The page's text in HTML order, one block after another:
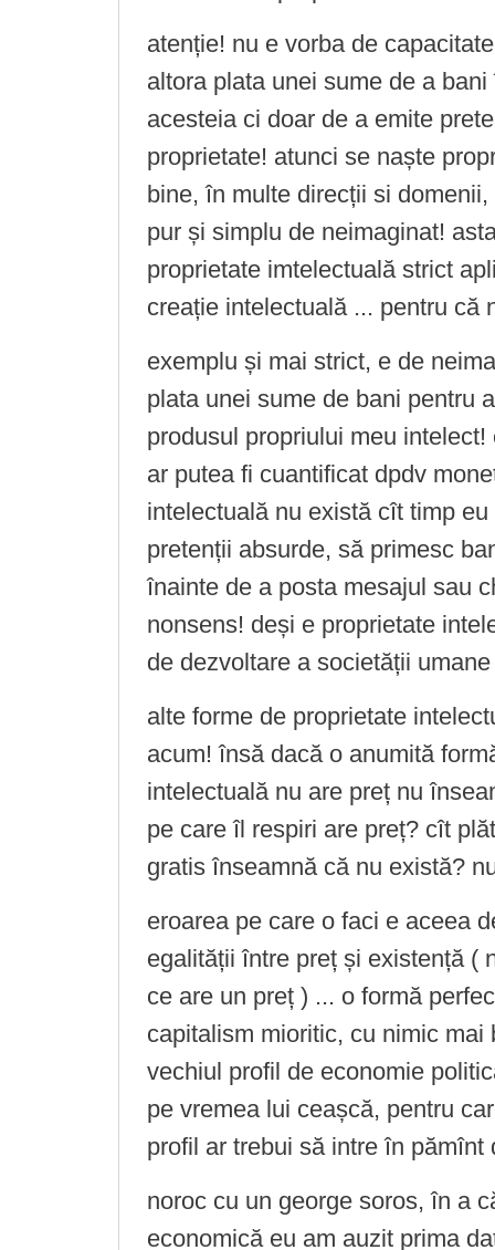
atenție! nu e vorba de
altora plata unei sume de a
acesteia ci doar de a emite
proprietate! atunci se naște
bine, în multe direcții si
pur și simplu de neimaginat!
proprietate imtelectuală strict
creație intelectuală ... pentru că
exemplu și mai strict, e de
plata unei sume de bani pentru
produsul propriului meu
ar putea fi cuantificat dpdv
intelectuală nu există cît timp
pretenții absurde, să primesc
înainte de a posta mesajul sau
nonsens! deși e proprietate
de dezvoltare a societății
alte forme de proprietate
acum! însă dacă o anumită
intelectuală nu are preț nu
pe care îl respiri are preț? cît
gratis înseamnă că nu există?
eroarea pe care o faci e aceea
egalității între preț și existență (
ce are un preț ) ... o formă
capitalism mioritic, cu nimic
vechiul profil de economie
pe vremea lui ceașcă, pentru
profil ar trebui să intre în pămînt
noroc cu un george soros, în a
economică eu am auzit prima